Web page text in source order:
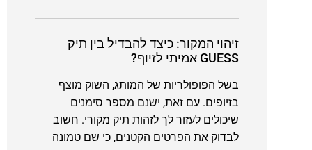
זיהוי המקור: כיצד להבדיל בין תיק
GUESS אמיתי לזיוף?
בשל הפופולריות של המותג, השוק מוצף
בזיופים. עם זאת, ישנם מספר סימנים
שיכולים לעזור לך לזהות תיק מקורי. חשוב
לבדוק את הפרטים הקטנים, כי שם טמונה